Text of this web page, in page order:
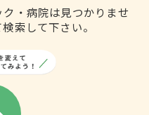
・病院は見つかりませ
索して下さい。